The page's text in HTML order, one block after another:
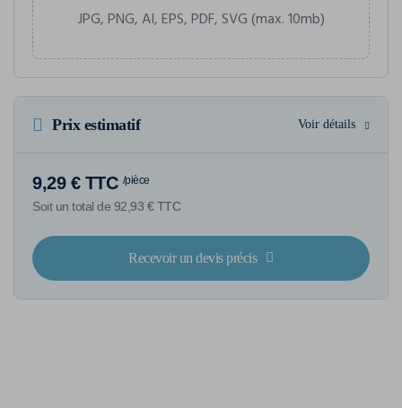
JPG, PNG, AI, EPS, PDF, SVG (max. 10mb)
Prix estimatif Voir détails
9,29 € TTC /pièce
Soit un total de 92,93 € TTC
Recevoir un devis précis